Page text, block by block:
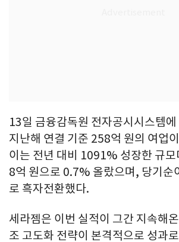
13일 금융감독원 전자공시시스템
지난해 연결 기준 258억 원의 여업
이는 전년 대비 1091% 성장한 규
8억 원으로 0.7% 올랐으며, 당기순
로 흑자전환했다.
세라젬은 이번 실적이 그간 지속해
조 고도화 전략이 본격적으로 성과